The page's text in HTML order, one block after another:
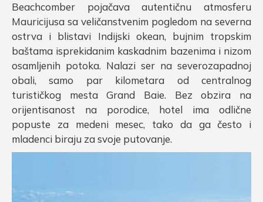
Beachcomber pojačava autentičnu atmosferu
Mauricijusa sa veličanstvenim pogledom na severna
ostrva i blistavi Indijski okean, bujnim tropskim
baštama isprekidanim kaskadnim bazenima i nizom
osamljenih potoka. Nalazi ser na severozapadnoj
obali, samo par kilometara od centralnog
turističkog mesta Grand Baie. Bez obzira na
orijentisanost na porodice, hotel ima odlične
popuste za medeni mesec, tako da ga često i
mladenci biraju za svoje putovanje.